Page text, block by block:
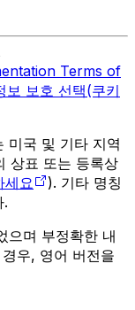
Terms of
보 보호 선택(쿠키
국 및 기타 지역
상표 또는 등록상
세요
). 기타 명칭
.
으며 부정확한 내
우, 영어 버전을